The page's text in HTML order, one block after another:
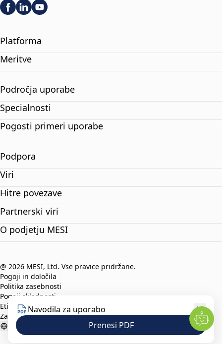
Navodila za uporabo
Prenesi PDF
Platforma
Meritve
Področja uporabe
Specialnosti
Pogosti primeri uporabe
Podpora
Viri
Hitre povezave
Partnerski viri
O podjetju MESI
@ 2026 MESI, Ltd. Vse pravice pridržane.
Pogoji in določila
Politika zasebnosti
Pogoji skladnosti
Etični kodeks
Zaščita prijaviteljev
Slovenian